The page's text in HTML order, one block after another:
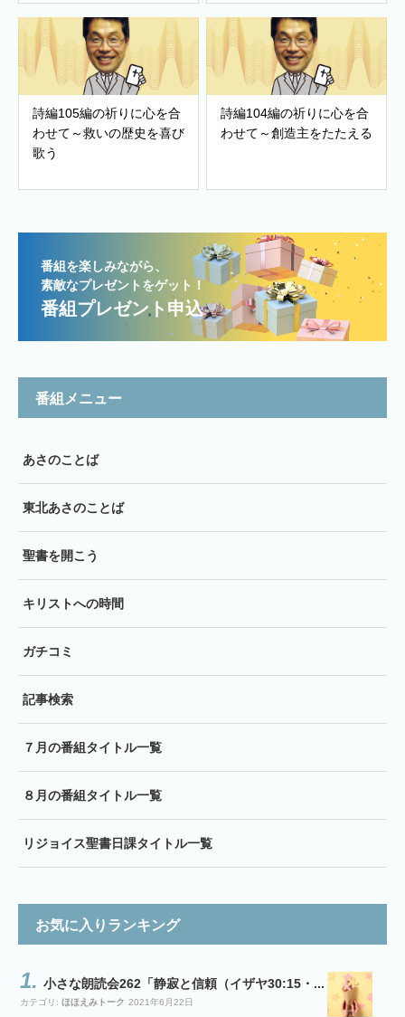
詩編105編の祈りに心を合
わせて～救いの歴史を喜び
歌う
詩編104編の祈りに心を合
わせて～創造主をたたえる
番組を楽しみながら、
素敵なプレゼントをゲット！
番組プレゼント申込
番組メニュー
あさのことば
東北あさのことば
聖書を開こう
キリストへの時間
ガチコミ
記事検索
７月の番組タイトル一覧
８月の番組タイトル一覧
リジョイス聖書日課タイトル一覧
お気に入りランキング
小さな朗読会262「静寂と信頼（イザヤ30:15・...
カテゴリ: ほほえみトーク 2021年6月22日